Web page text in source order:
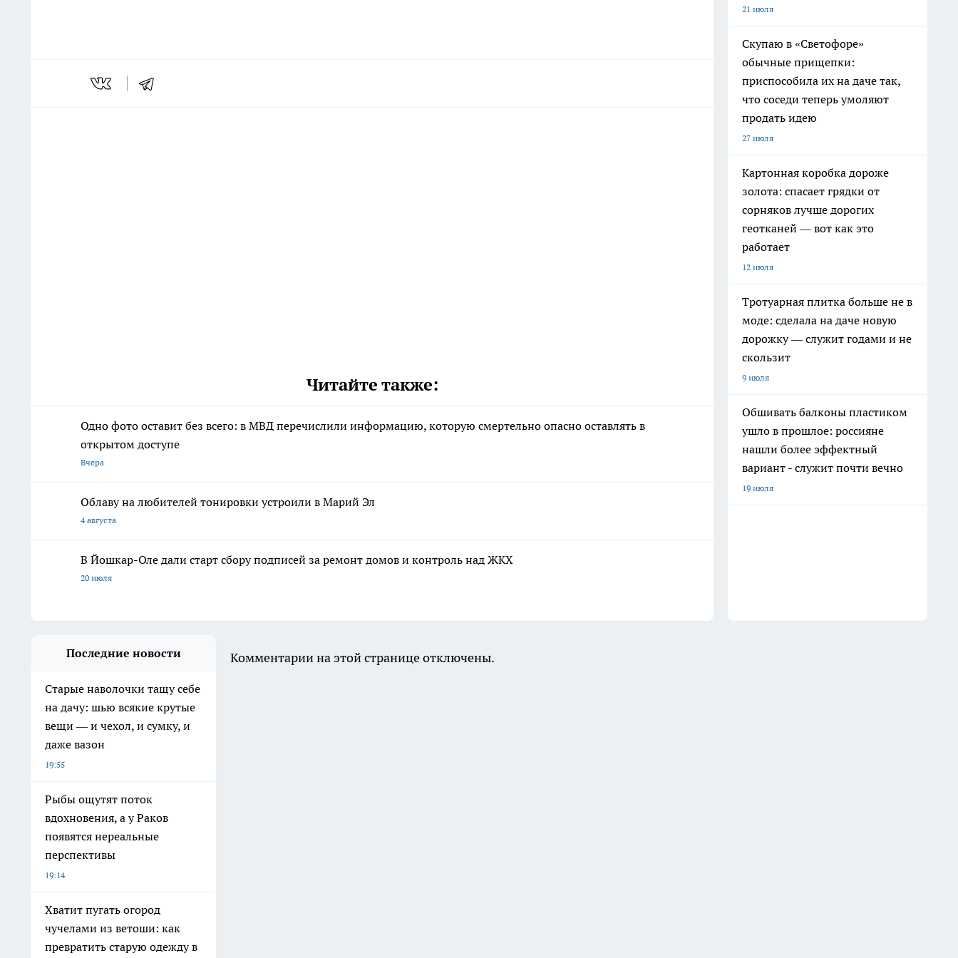
Читайте также:
Одно фото оставит без всего: в МВД перечислили информацию, которую смертельно опасно оставлять в
открытом доступе
Вчера
Облаву на любителей тонировки устроили в Марий Эл
4 августа
В Йошкар-Оле дали старт сбору подписей за ремонт домов и контроль над ЖКХ
20 июля
21 июля
Скупаю в «Светофоре»
обычные прищепки:
приспособила их на даче так,
что соседи теперь умоляют
продать идею
27 июля
Картонная коробка дороже
золота: спасает грядки от
сорняков лучше дорогих
геотканей — вот как это
работает
12 июля
Тротуарная плитка больше не в
моде: сделала на даче новую
дорожку — служит годами и не
скользит
9 июля
Обшивать балконы пластиком
ушло в прошлое: россияне
нашли более эффектный
вариант - служит почти вечно
19 июля
Последние новости
Старые наволочки тащу себе
на дачу: шью всякие крутые
вещи — и чехол, и сумку, и
даже вазон
19:55
Рыбы ощутят поток
вдохновения, а у Раков
появятся нереальные
перспективы
19:14
Хватит пугать огород
чучелами из ветоши: как
превратить старую одежду в
Комментарии на этой странице отключены.